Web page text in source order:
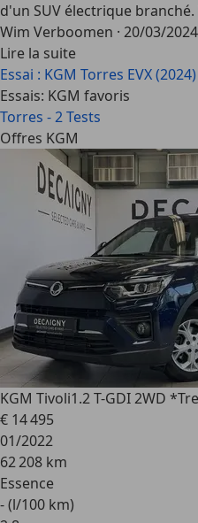
d'un SUV électrique branché.
Wim Verboomen · 20/03/2024
Lire la suite
Essai : KGM Torres EVX (2024)
Essais: KGM favoris
Torres - 2 Tests
Offres KGM
KGM Tivoli1.2 T-GDI 2WD
€ 14 495
01/2022
62 208 km
Essence
- (l/100 km)